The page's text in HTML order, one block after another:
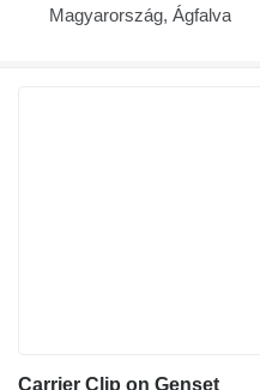
Magyarország, Ágfalva
Carrier Clip on Genset